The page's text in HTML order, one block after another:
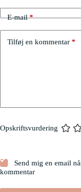
E-mail*
Tilføj en kommentar *
Opskriftsvurdering
Send mig en email
kommentar